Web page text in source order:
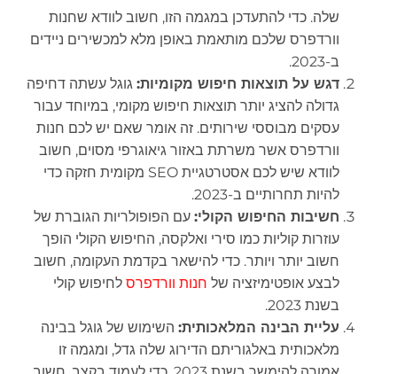
שלה. כדי להתעדכן במגמה הזו, חשוב לוודא שחנות
וורדפרס שלכם מותאמת באופן מלא למכשירים ניידים
ב-2023.
דגש על תוצאות חיפוש מקומיות: גוגל עשתה דחיפה
גדולה להציג יותר תוצאות חיפוש מקומי, במיוחד עבור
עסקים מבוססי שירותים. זה אומר שאם יש לכם חנות
וורדפרס אשר משרתת באזור גיאוגרפי מסוים, חשוב
לוודא שיש לכם אסטרטגיית SEO מקומית חזקה כדי
להיות תחרותיים ב-2023.
חשיבות החיפוש הקולי: עם הפופולריות הגוברת של
עוזרות קוליות כמו סירי ואלקסה, החיפוש הקולי הופך
חשוב יותר ויותר. כדי להישאר בקדמת העקומה, חשוב
לבצע אופטימיזציה של חנות וורדפרס לחיפוש קולי
בשנת 2023.
עליית הבינה המלאכותית: השימוש של גוגל בבינה
מלאכותית באלגוריתם הדירוג שלה גדל, ומגמה זו